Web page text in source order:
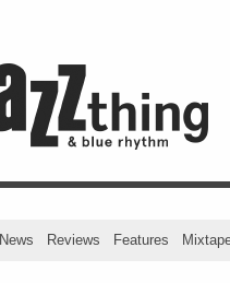
News Reviews Features